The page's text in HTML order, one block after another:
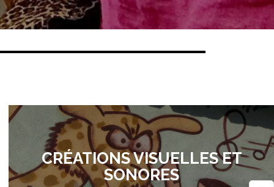
CRÉATIONS VISUELLES ET
SONORES